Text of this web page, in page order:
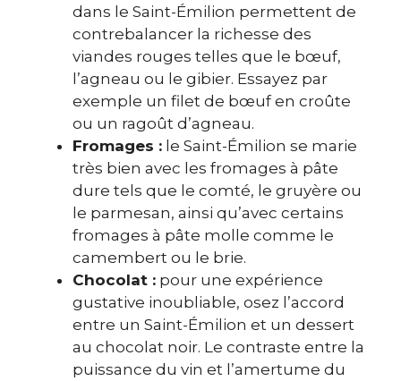
dans le Saint-Émilion permettent de
contrebalancer la richesse des
viandes rouges telles que le bœuf,
l’agneau ou le gibier. Essayez par
exemple un filet de bœuf en croûte
ou un ragoût d’agneau.
Fromages : le Saint-Émilion se marie
très bien avec les fromages à pâte
dure tels que le comté, le gruyère ou
le parmesan, ainsi qu’avec certains
fromages à pâte molle comme le
camembert ou le brie.
Chocolat : pour une expérience
gustative inoubliable, osez l’accord
entre un Saint-Émilion et un dessert
au chocolat noir. Le contraste entre la
puissance du vin et l’amertume du